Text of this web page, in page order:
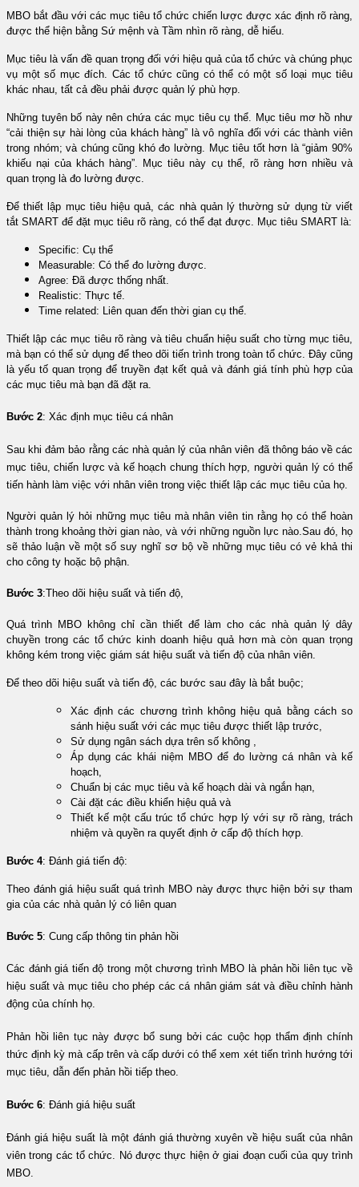
MBO bắt đầu với các mục tiêu tổ chức chiến lược được xác định rõ ràng,
được thể hiện bằng Sứ mệnh và Tầm nhìn rõ ràng, dễ hiểu.
Mục tiêu là vấn đề quan trọng đối với hiệu quả của tổ chức và chúng phục
vụ một số mục đích. Các tổ chức cũng có thể có một số loại mục tiêu
khác nhau, tất cả đều phải được quản lý phù hợp.
Những tuyên bố này nên chứa các mục tiêu cụ thể. Mục tiêu mơ hồ như
“cải thiện sự hài lòng của khách hàng” là vô nghĩa đối với các thành viên
trong nhóm; và chúng cũng khó đo lường. Mục tiêu tốt hơn là “giảm 90%
khiếu nại của khách hàng”. Mục tiêu này cụ thể, rõ ràng hơn nhiều và
quan trọng là đo lường được.
Để thiết lập mục tiêu hiệu quả, các nhà quản lý thường sử dụng từ viết
tắt SMART để đặt mục tiêu rõ ràng, có thể đạt được. Mục tiêu SMART là:
Specific: Cụ thể
Measurable: Có thể đo lường được.
Agree: Đã được thống nhất.
Realistic: Thực tế.
Time related: Liên quan đến thời gian cụ thể.
Thiết lập các mục tiêu rõ ràng và tiêu chuẩn hiệu suất cho từng mục tiêu,
mà bạn có thể sử dụng để theo dõi tiến trình trong toàn tổ chức. Đây cũng
là yếu tố quan trọng để truyền đạt kết quả và đánh giá tính phù hợp của
các mục tiêu mà bạn đã đặt ra.
Bước 2: Xác định mục tiêu cá nhân
Sau khi đảm bảo rằng các nhà quản lý của nhân viên đã thông báo về các
mục tiêu, chiến lược và kế hoạch chung thích hợp, người quản lý có thể
tiến hành làm việc với nhân viên trong việc thiết lập các mục tiêu của họ.
Người quản lý hỏi những mục tiêu mà nhân viên tin rằng họ có thể hoàn
thành trong khoảng thời gian nào, và với những nguồn lực nào.Sau đó, họ
sẽ thảo luận về một số suy nghĩ sơ bộ về những mục tiêu có vẻ khả thi
cho công ty hoặc bộ phận.
Bước 3:Theo dõi hiệu suất và tiến độ,
Quá trình MBO không chỉ cần thiết để làm cho các nhà quản lý dây
chuyền trong các tổ chức kinh doanh hiệu quả hơn mà còn quan trọng
không kém trong việc giám sát hiệu suất và tiến độ của nhân viên.
Để theo dõi hiệu suất và tiến độ, các bước sau đây là bắt buộc;
Xác định các chương trình không hiệu quả bằng cách so
sánh hiệu suất với các mục tiêu được thiết lập trước,
Sử dụng ngân sách dựa trên số không ,
Áp dụng các khái niệm MBO để đo lường cá nhân và kế
hoạch,
Chuẩn bị các mục tiêu và kế hoạch dài và ngắn hạn,
Cài đặt các điều khiển hiệu quả và
Thiết kế một cấu trúc tổ chức hợp lý với sự rõ ràng, trách
nhiệm và quyền ra quyết định ở cấp độ thích hợp.
Bước 4: Đánh giá tiến độ:
Theo đánh giá hiệu suất quá trình MBO này được thực hiện bởi sự tham
gia của các nhà quản lý có liên quan
Bước 5: Cung cấp thông tin phản hồi
Các đánh giá tiến độ trong một chương trình MBO là phản hồi liên tục về
hiệu suất và mục tiêu cho phép các cá nhân giám sát và điều chỉnh hành
động của chính họ.
Phản hồi liên tục này được bổ sung bởi các cuộc họp thẩm định chính
thức định kỳ mà cấp trên và cấp dưới có thể xem xét tiến trình hướng tới
mục tiêu, dẫn đến phản hồi tiếp theo.
Bước 6: Đánh giá hiệu suất
Đánh giá hiệu suất là một đánh giá thường xuyên về hiệu suất của nhân
viên trong các tổ chức. Nó được thực hiện ở giai đoạn cuối của quy trình
MBO.